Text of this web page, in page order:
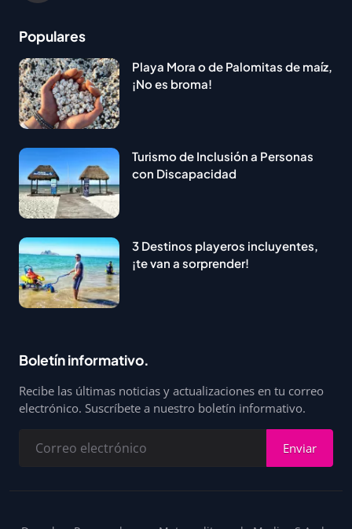
Populares
Playa Mora o de Palomitas de maíz,
¡No es broma!
Turismo de Inclusión a Personas
con Discapacidad
3 Destinos playeros incluyentes,
¡te van a sorprender!
Boletín informativo.
Recibe las últimas noticias y actualizaciones en tu correo
electrónico. Suscríbete a nuestro boletín informativo.
Enviar